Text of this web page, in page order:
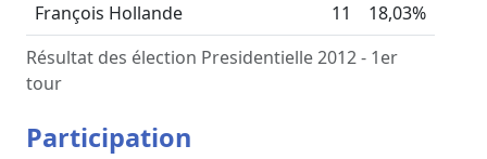
Résultat des élection Presidentielle 2012 - 1er
tour
François Hollande 11 18,03%
Participation